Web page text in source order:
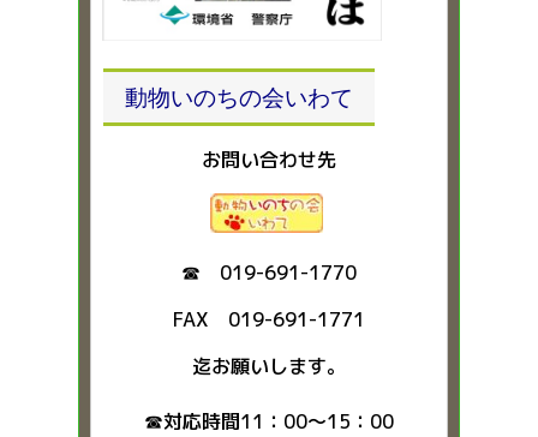
動物いのちの会いわて
お問い合わせ先
☎ 019-691-1770
FAX 019-691-1771
迄お願いします。
☎対応時間11：00～15：00